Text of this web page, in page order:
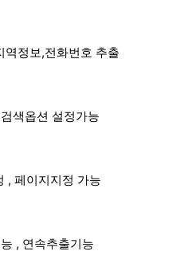
역정보,전화번호 추출
색옵션 설정가능
, 페이지지정 가능
, 연속추출기능